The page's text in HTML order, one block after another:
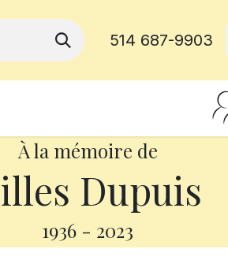
514 687-9903
À la mémoire de
Dupuis
1936 - 2023